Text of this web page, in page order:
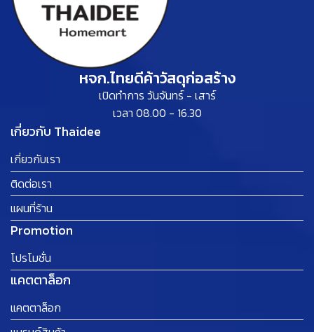
หจก.ไทยดีค้าวัสดุก่อสร้าง
เปิดทำการ วันจันทร์ - เสาร์
เวลา 08.00 - 16.30
เกี่ยวกับ Thaidee
เกี่ยวกับเรา
ติดต่อเรา
แผนที่ร้าน
Promotion
โปรโมชั่น
แคตตาล็อก
แคตตาล็อก